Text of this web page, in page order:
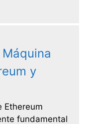
y
Ethereum
fundamental